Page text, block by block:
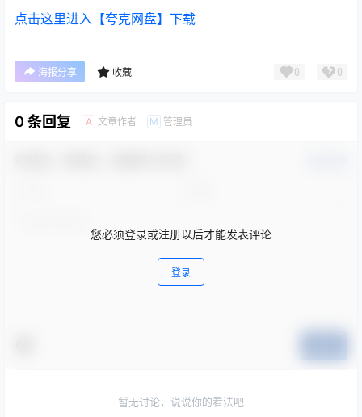
点击这里进入【夸克网盘】下载
海报分享 收藏 0 0
0 条回复 A 文章作者 M 管理员
您必须登录或注册以后才能发表评论
登录
暂无讨论，说说你的看法吧